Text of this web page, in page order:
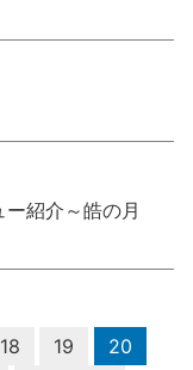
紹介～皓の月
18 19
20